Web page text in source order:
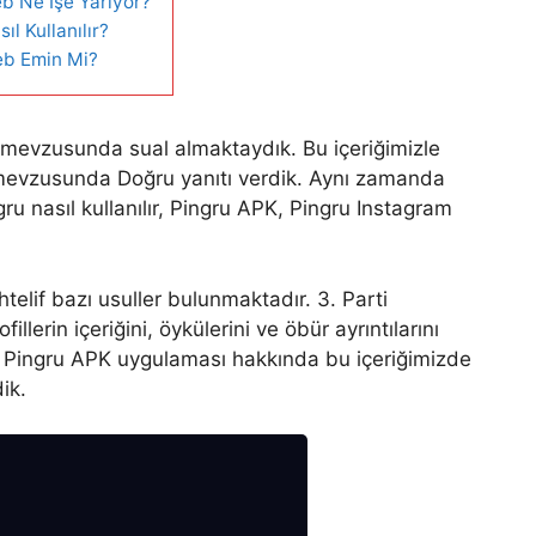
Kullanılır?
Emin Mi?
sual almaktaydık. Bu içeriğimizle
Doğru yanıtı verdik. Aynı zamanda
nasıl kullanılır, Pingru APK, Pingru Instagram
bazı usuller bulunmaktadır. 3. Parti
içeriğini, öykülerini ve öbür ayrıntılarını
APK uygulaması hakkında bu içeriğimizde